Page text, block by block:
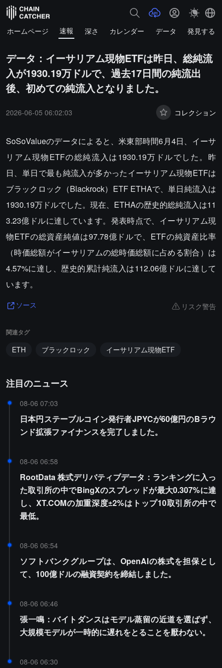
ホームページ 速報 深さ カレンダー データ 発見する
データ：イーサリアム現物ETFは昨日、総純流
入が1930.19万ドルで、過去17日間の純流出
後、初めての純流入となりました。
2026-06-05 06:02:03 コレクション
SoSoValueのデータによると、米東部時間6月4日、イーサ
リアム現物ETFの総純流入は1930.19万ドルでした。昨
日、単日で最も純流入が多かったイーサリアム現物ETFは
ブラックロック（Blackrock）ETF ETHAで、単日純流入は
1930.19万ドルでした。現在、ETHAの歴史的総純流入は11
3.23億ドルに達しています。発表時点で、イーサリアム現
物ETFの総資産純値は97.78億ドルで、ETFの純資産比率
（時価総額がイーサリアムの総時価総額に占める割合）は
4.57%に達し、歴史的累計純流入は112.06億ドルに達して
います。
ソース リスク警告
関連タグ
ETH ブラックロック イーサリアム現物ETF
注目のニュース
08-06 07:03
日本円ステーブルコイン発行者JPYCが60億円のBラウ
ンド拡張ファイナンスを完了しました。
08-06 06:58
RootData 株式デリバティブデータ：ランキングに入っ
た取引所の中でBingXのスプレッドが最大0.307%に達
し、XT.COMの加重深度±2%はトップ10取引所の中で
最低。
08-06 06:54
ソフトバンクグループは、OpenAIの株式を担保とし
て、100億ドルの融資契約を締結しました。
08-06 06:46
張一鳴：バイトダンスはモデル蒸留の近道を選ばず、
大規模モデルが一時的に遅れをとることを厭わない。
08-06 06:30